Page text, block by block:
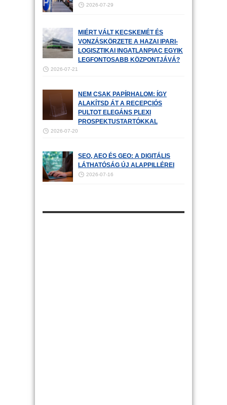
2026-07-29
MIÉRT VÁLT KECSKEMÉT ÉS
VONZÁSKÖRZETE A HAZAI IPARI-
LOGISZTIKAI INGATLANPIAC EGYIK
LEGFONTOSABB KÖZPONTJÁVÁ?
2026-07-21
NEM CSAK PAPÍRHALOM: ÍGY
ALAKÍTSD ÁT A RECEPCIÓS
PULTOT ELEGÁNS PLEXI
PROSPEKTUSTARTÓKKAL
2026-07-20
SEO, AEO ÉS GEO: A DIGITÁLIS
LÁTHATÓSÁG ÚJ ALAPPILLÉREI
2026-07-16